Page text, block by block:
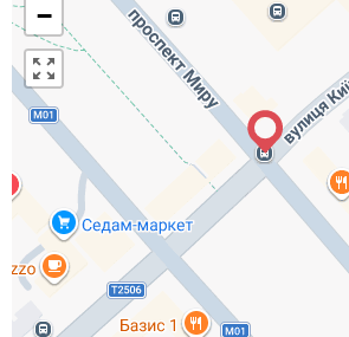
−